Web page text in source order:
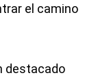
el camino
destacado